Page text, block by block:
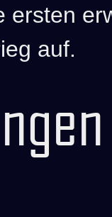
ersten
auf.